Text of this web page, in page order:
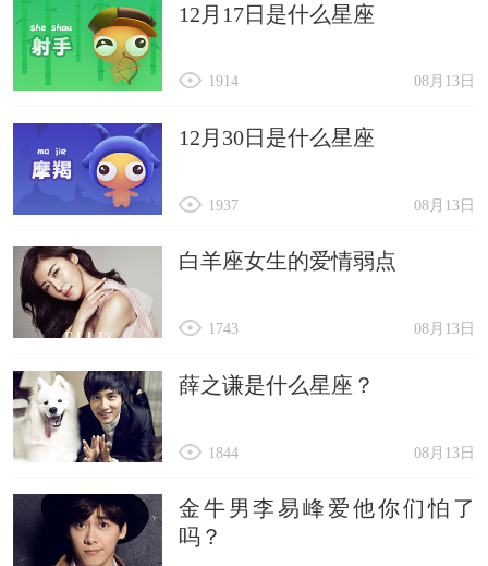
12月17日是什么星座
08月13日
1914
12月30日是什么星座
08月13日
1937
白羊座女生的爱情弱点
08月13日
1743
薛之谦是什么星座？
08月13日
1844
金牛男李易峰爱他你们怕了
吗？